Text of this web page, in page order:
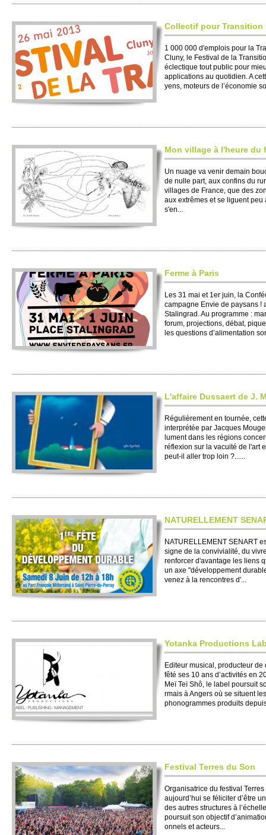
Co­llectif pour Transi­tion
1 000 000 d'e­m­plois pour la
Cluny, le Festi­val de la
éclectique tout public pour
ap­pli­cati­ons au quotidien. A
yens, mote­urs de l’écono­mie
Mon vi­l­lage à l'heure du
Un nuage va venir de­main
de nulle part, aux confins du
vi­l­lages de France, que des
aux extrêmes et se liguent
s'en...
Ferme à Paris
Les 31 mai et 1er juin, la
campagne Envie de paysans !
Stalingrad. Au programme :
forum, pro­jecti­ons, débat,
les questi­ons d’alimentation
L'affaire Dussaert de J.
Régulière­ment en tournée,
interprétée par Jacques
lument dans les régions
réflexion sur la vacuité de l'art
peut-il aller trop loin ?......
NATURE­LLE­MENT
NATURE­LLE­MENT SENART
signe de la convi­vi­alité, du
renforcer d'avantage les liens
un axe "déve­loppe­ment
venez à la rencontres d'...
Yotanka Producti­ons
Editeur musi­cal, producteur
fêté ses 10 ans d’acti­vités en
Meï Teï Shô, le label po­ursuit
rmais à Angers où se si­tuent
phonogrammes produits
Festi­val Te­rres du Son
Organisatrice du festi­val
aujourd’hui se féli­ci­ter d’être
des autres structures à
po­ursuit son ob­jectif
onnels et acte­urs...